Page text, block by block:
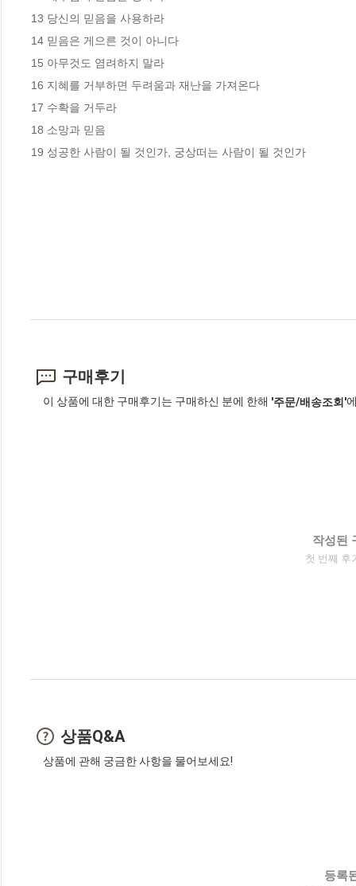
13 당신의 믿음을 사용하라
14 믿음은 게으른 것이 아니다
15 아무것도 염려하지 말라
16 지혜를 거부하면 두려움과 재난을 가져온다
17 수확을 거두라
18 소망과 믿음
19 성공한 사람이 될 것인가, 궁상떠는 사람이 될 것인가
구매후기
이 상품에 대한 구매후기는 구매하신 분에 한해 '주문/배송조회'
작성된
첫 번째 후
상품Q&A
상품에 관해 궁금한 사항을 물어보세요!
등록